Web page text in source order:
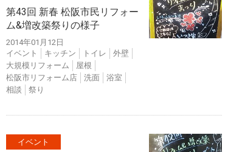
第43回 新春 松阪市民リフォー
ム&増改築祭りの様子
2014年01月12日
イベント
キッチン トイレ
外壁
大規模リフォーム
屋根
松阪市リフォーム店
洗面
浴室
相談
祭り
イベント